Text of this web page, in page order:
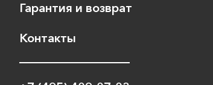
Гарантия и возврат
Контакты